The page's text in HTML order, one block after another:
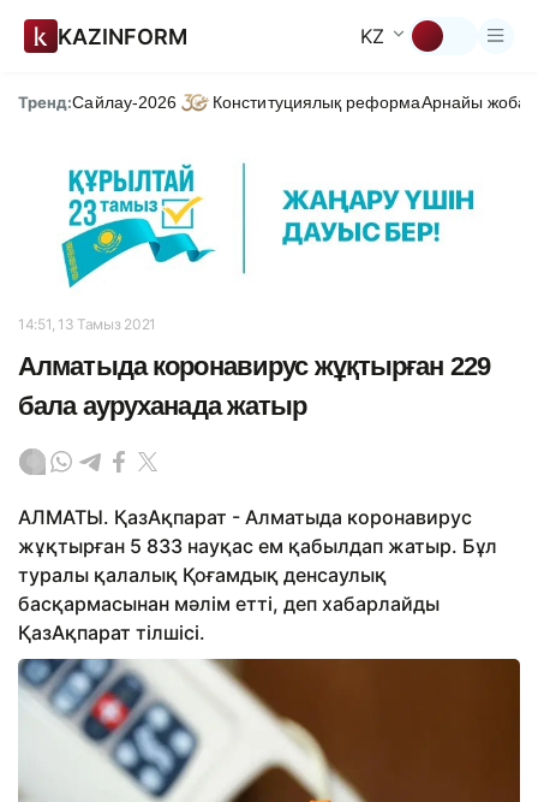
KAZINFORM KZ
Тренд:Сайлау-2026 Конституциялық реформаАрнайы жоба
14:51, 13 Тамыз 2021
Алматыда коронавирус жұқтырған 229
бала ауруханада жатыр
АЛМАТЫ. ҚазАқпарат - Алматыда коронавирус
жұқтырған 5 833 науқас ем қабылдап жатыр. Бұл
туралы қалалық Қоғамдық денсаулық
басқармасынан мәлім етті, деп хабарлайды
ҚазАқпарат тілшісі.